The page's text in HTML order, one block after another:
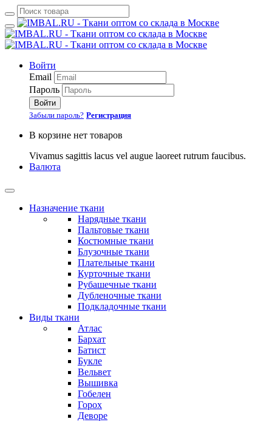
Войти
Email
Пароль
Войти
Забыли пароль? Регистрация
В корзине нет товаров
Vivamus sagittis lacus vel augue laoreet rutrum faucibus.
Валюта
Назначение ткани
Нарядные ткани
Пальтовые ткани
Костюмные ткани
Блузочные ткани
Плательные ткани
Курточные ткани
Рубашечные ткани
Дубленочные ткани
Подкладочные ткани
Виды ткани
Атлас
Бархат
Батист
Букле
Вельвет
Вышивка
Гобелен
Горох
Деворе